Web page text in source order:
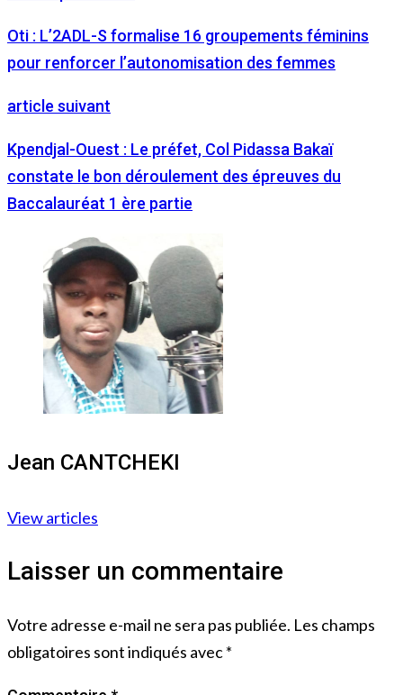
Oti : L’2ADL-S formalise 16 groupements féminins
pour renforcer l’autonomisation des femmes
article suivant
Kpendjal-Ouest : Le préfet, Col Pidassa Bakaï
constate le bon déroulement des épreuves du
Baccalauréat 1 ère partie
Jean CANTCHEKI
View articles
Laisser un commentaire
Votre adresse e-mail ne sera pas publiée. Les champs
obligatoires sont indiqués avec*